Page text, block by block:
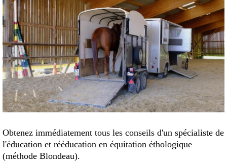
Obtenez immédiatement tous les conseils d'un spécialiste de
l'éducation et rééducation en équitation éthologique
(méthode Blondeau).